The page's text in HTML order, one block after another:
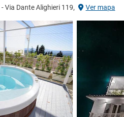
-Via Dante Alighieri 119, Ver mapa